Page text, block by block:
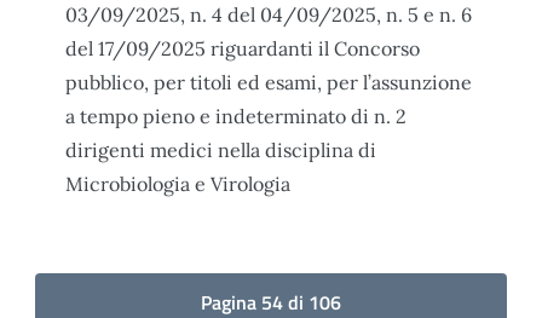
03/09/2025, n. 4 del 04/09/2025, n. 5 e n. 6
del 17/09/2025 riguardanti il Concorso
pubblico, per titoli ed esami, per l’assunzione
a tempo pieno e indeterminato di n. 2
dirigenti medici nella disciplina di
Microbiologia e Virologia
Pagina 54 di 106